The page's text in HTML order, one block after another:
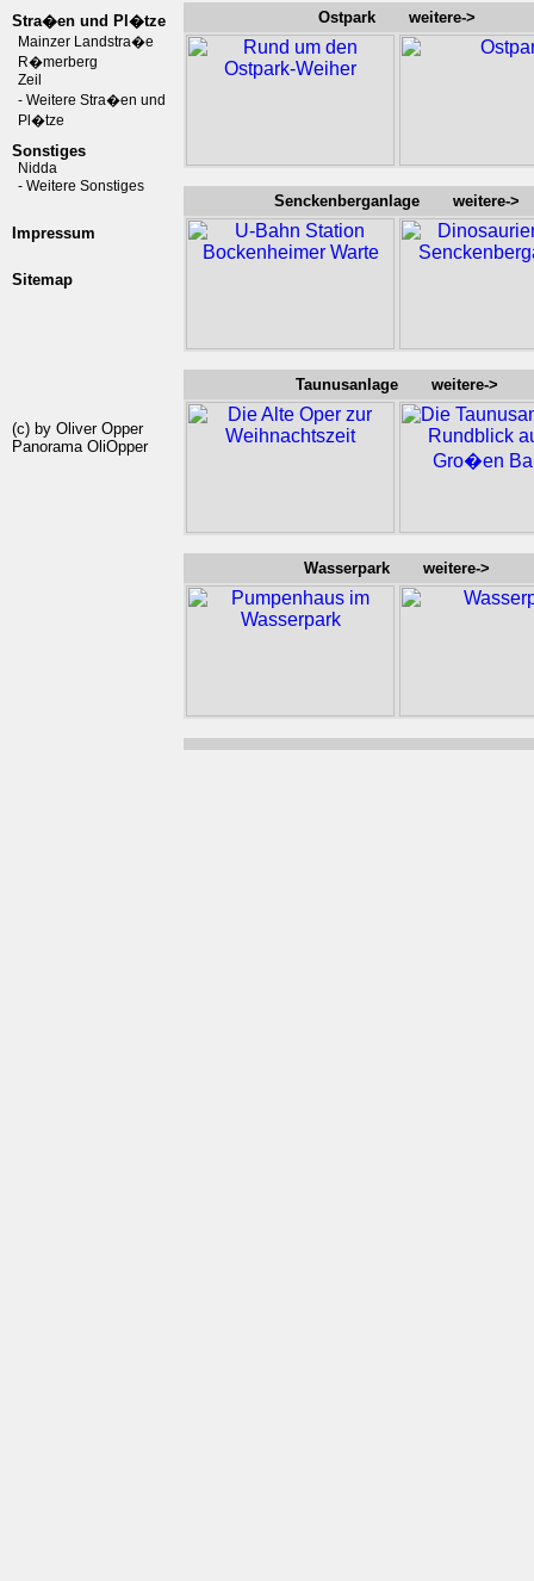
Stra�en und Pl�tze
Mainzer Landstra�e
R�merberg
Zeil
- Weitere Stra�en und
Pl�tze
Sonstiges
Nidda
- Weitere Sonstiges
Impressum
Sitemap
(c) by Oliver Opper
Panorama OliOpper
Ostpark weitere->
Senckenberganlage weitere->
Taunusanlage weitere->
Wasserpark weitere->